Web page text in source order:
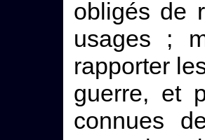
obligés de
usages ;
rapporter
guerre, et
connues